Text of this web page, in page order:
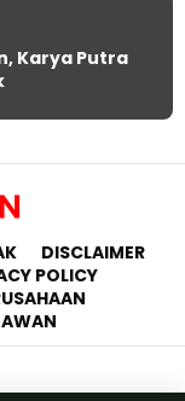
Karya Putra
DISCLAIMER
POLICY